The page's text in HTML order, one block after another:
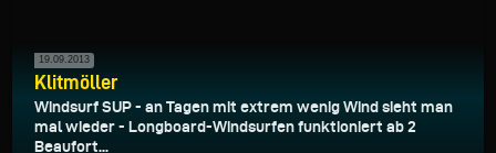
19.09.2013
Klitmöller
Windsurf SUP - an Tagen mit extrem wenig Wind sieht man
mal wieder - Longboard-Windsurfen funktioniert ab 2
Beaufort...